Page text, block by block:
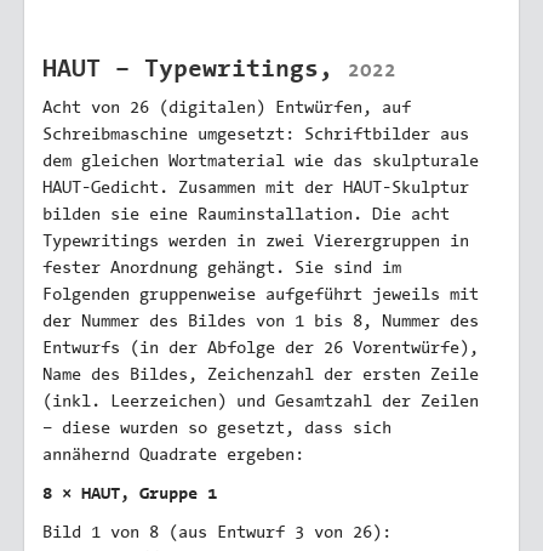
HAUT – Typewritings, 2022
Acht von 26 (digitalen) Entwürfen, auf
Schreib­maschine umgesetzt: Schriftbilder aus
dem gleichen Wortmaterial wie das skulpturale
HAUT-Gedicht. Zusammen mit der HAUT-Skulptur
bilden sie eine Rauminstallation. Die acht
Typewritings werden in zwei Vierergruppen in
fester Anordnung gehängt. Sie sind im
Folgenden gruppenweise aufgeführt jeweils mit
der Nummer des Bildes von 1 bis 8, Nummer des
Entwurfs (in der Abfolge der 26 Vorentwürfe),
Name des Bildes, Zeichenzahl der ersten Zeile
(inkl. Leerzeichen) und Gesamtzahl der Zeilen
– diese wurden so gesetzt, dass sich
annähernd Quadrate ergeben:
8 × HAUT, Gruppe 1
Bild 1 von 8 (aus Entwurf 3 von 26):